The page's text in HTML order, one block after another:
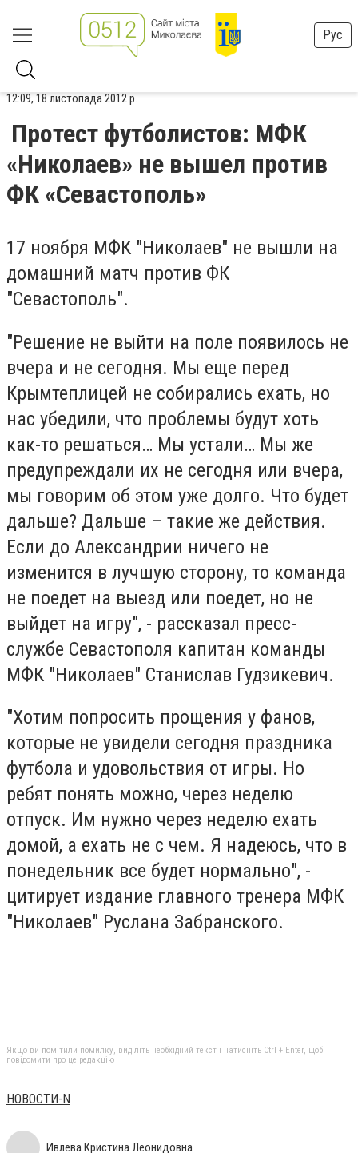
Рус
12:09, 18 листопада 2012 р.
Протест футболистов: МФК
«Николаев» не вышел против
ФК «Севастополь»
17 ноября МФК "Николаев" не вышли на
домашний матч против ФК
"Севастополь".
"Решение не выйти на поле появилось не
вчера и не сегодня. Мы еще перед
Крымтеплицей не собирались ехать, но
нас убедили, что проблемы будут хоть
как-то решаться… Мы устали… Мы же
предупреждали их не сегодня или вчера,
мы говорим об этом уже долго. Что будет
дальше? Дальше – такие же действия.
Если до Александрии ничего не
изменится в лучшую сторону, то команда
не поедет на выезд или поедет, но не
выйдет на игру", - рассказал пресс-
службе Севастополя капитан команды
МФК "Николаев" Станислав Гудзикевич.
"Хотим попросить прощения у фанов,
которые не увидели сегодня праздника
футбола и удовольствия от игры. Но
ребят понять можно, через неделю
отпуск. Им нужно через неделю ехать
домой, а ехать не с чем. Я надеюсь, что в
понедельник все будет нормально", -
цитирует издание главного тренера МФК
"Николаев" Руслана Забранского.
Якщо ви помітили помилку, виділіть необхідний текст і натисніть Ctrl + Enter, щоб
повідомити про це редакцію
НОВОСТИ-N
Ивлева Кристина Леонидовна